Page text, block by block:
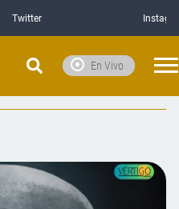
Twitter
En Vivo